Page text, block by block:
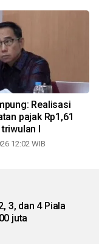
Realisasi
pajak Rp1,61
I
12:02 WIB
3, dan 4 Piala
juta